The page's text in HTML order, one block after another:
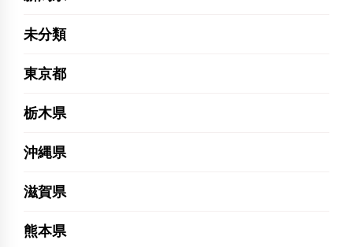
未分類
東京都
栃木県
沖縄県
滋賀県
熊本県